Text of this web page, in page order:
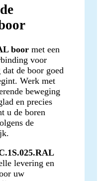
boor met een
voor
de boor goed
Werk met
beweging
en precies
u de boren
de
levering en
uw